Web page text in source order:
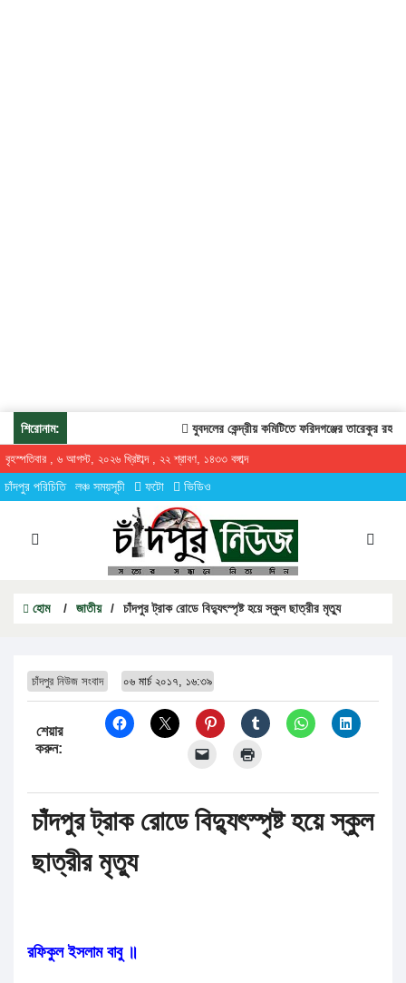
শিরোনাম: যুবদলের কেন্দ্রীয় কমিটিতে ফরিদগঞ্জের তারেকুর রহমান
বৃহস্পতিবার , ৬ আগস্ট, ২০২৬ খ্রিষ্টাব্দ , ২২ শ্রাবণ, ১৪৩৩ বঙ্গাব্দ
চাঁদপুর পরিচিতি লঞ্চ সময়সূচী ফটো ভিডিও
হোম / জাতীয় / চাঁদপুর ট্রাক রোডে বিদ্যুৎস্পৃষ্ট হয়ে স্কুল ছাত্রীর মৃত্যু
চাঁদপুর নিউজ সংবাদ ০৬ মার্চ ২০১৭, ১৬:৩৯
শেয়ার
করুন:
চাঁদপুর ট্রাক রোডে বিদ্যুৎস্পৃষ্ট হয়ে স্কুল
ছাত্রীর মৃত্যু
রফিকুল ইসলাম বাবু ॥